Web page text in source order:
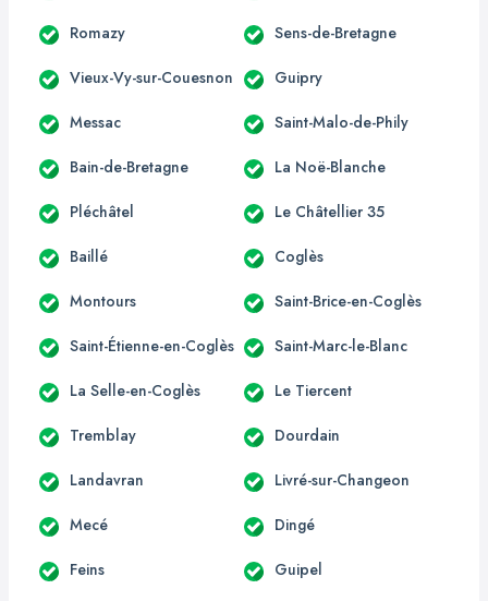
Romazy Sens-de-Bretagne
Vieux-Vy-sur-Couesnon Guipry
Messac Saint-Malo-de-Phily
Bain-de-Bretagne La Noë-Blanche
Pléchâtel Le Châtellier 35
Baillé Coglès
Montours Saint-Brice-en-Coglès
Saint-Étienne-en-Coglès Saint-Marc-le-Blanc
La Selle-en-Coglès Le Tiercent
Tremblay Dourdain
Landavran Livré-sur-Changeon
Mecé Dingé
Feins Guipel